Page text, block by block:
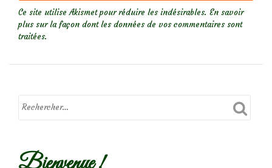
Ce site utilise Akismet pour réduire les indésirables. En savoir
plus sur la façon dont les données de vos commentaires sont
traitées.